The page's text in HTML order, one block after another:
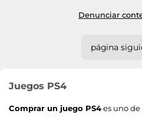
Denunciar
página
Juegos PS4
Comprar un juego PS4es uno